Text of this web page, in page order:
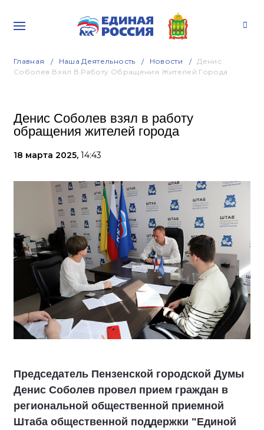
Главная Наша Деятельность Новости
Денис
Соболев Взял В Работу Обращения Жителей Города
Денис Соболев взял в работу
обращения жителей города
18 марта 2025, 14:43
Председатель Пензенской городской Думы
Денис Соболев провел прием граждан в
региональной общественной приемной
Штаба общественной поддержки "Единой